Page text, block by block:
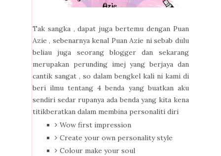
Tak sangka , dapat juga bertemu dengan Puan
Azie , sebenarnya kenal Puan Azie ni sebab dulu
beliau juga seorang blogger dan sekarang
merupakan perunding imej yang berjaya dan
cantik sangat , so dalam bengkel kali ni kami di
beri ilmu tentang 4 benda yang buatkan aku
sendiri sedar rupanya ada benda yang kita kena
titikberatkan dalam membina personaliti diri
Wow first impression
Create your own personality style
Colour make your soul